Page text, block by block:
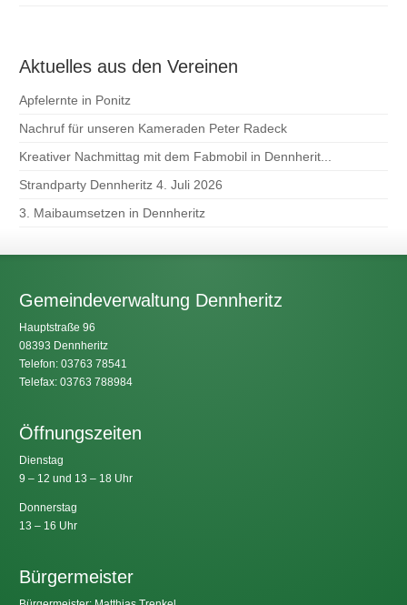
Aktuelles aus den Vereinen
Apfelernte in Ponitz
Nachruf für unseren Kameraden Peter Radeck
Kreativer Nachmittag mit dem Fabmobil in Dennherit...
Strandparty Dennheritz 4. Juli 2026
3. Maibaumsetzen in Dennheritz
Gemeindeverwaltung Dennheritz
Hauptstraße 96
08393 Dennheritz
Telefon: 03763 78541
Telefax: 03763 788984
Öffnungszeiten
Dienstag
9 – 12 und 13 – 18 Uhr
Donnerstag
13 – 16 Uhr
Bürgermeister